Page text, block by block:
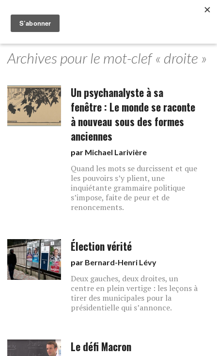
Archives pour le mot-clef « droite »
Un psychanalyste à sa
fenêtre : Le monde se raconte
à nouveau sous des formes
anciennes
par Michael Larivière
Quand les mots se durcissent et que
les pouvoirs s’y plient, une
inquiétante grammaire politique
s’impose, faite de peur et de
renoncements.
Élection vérité
par Bernard-Henri Lévy
Deux gauches, deux droites, un
centre en plein vertige : les leçons à
tirer des municipales pour la
présidentielle qui s’annonce.
Le défi Macron